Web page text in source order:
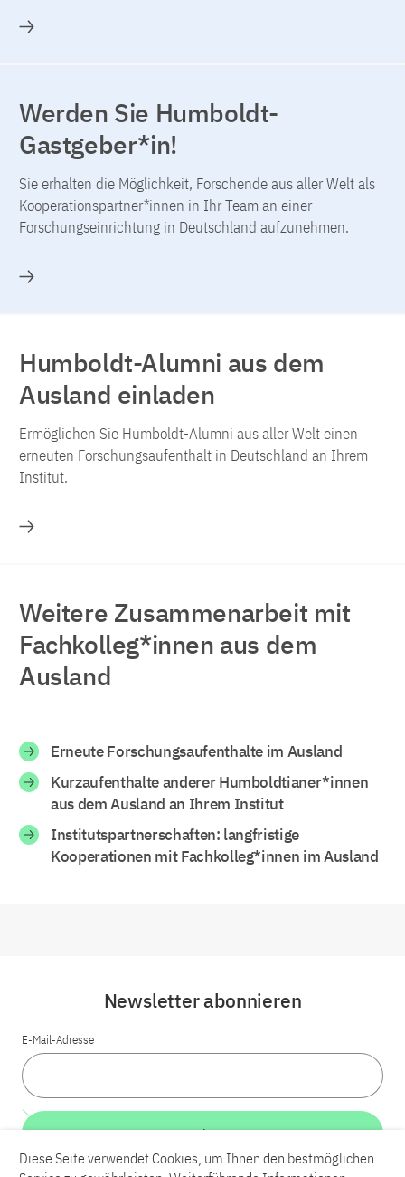
Werden Sie Humboldt-
Gastgeber*in!
Sie erhalten die Möglichkeit, Forschende aus aller Welt als
Kooperationspartner*innen in Ihr Team an einer
Forschungseinrichtung in Deutschland aufzunehmen.
Humboldt-Alumni aus dem
Ausland einladen
Ermöglichen Sie Humboldt-Alumni aus aller Welt einen
erneuten Forschungsaufenthalt in Deutschland an Ihrem
Institut.
Weitere Zusammenarbeit mit
Fachkolleg*innen aus dem
Ausland
Erneute Forschungsaufenthalte im Ausland
Kurzaufenthalte anderer Humboldtianer*innen
aus dem Ausland an Ihrem Institut
Institutspartnerschaften: langfristige
Kooperationen mit Fachkolleg*innen im Ausland
Newsletter abonnieren
E-Mail-Adresse
Weiter
Diese Seite verwendet Cookies, um Ihnen den bestmöglichen